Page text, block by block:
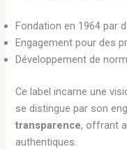
Fondation en 1964 par
Engagement pour des
Développement de
Ce label incarne une
se distingue par son
transparence, offrant
authentiques.